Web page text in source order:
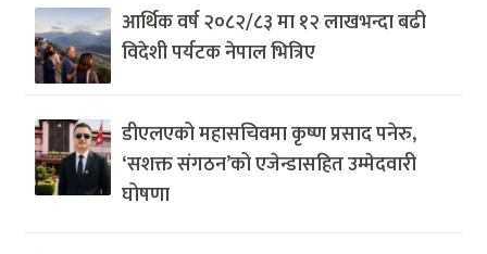
आर्थिक वर्ष २०८२/८३ मा १२ लाखभन्दा बढी
विदेशी पर्यटक नेपाल भित्रिए
डीएलएको महासचिवमा कृष्ण प्रसाद पनेरु,
‘सशक्त संगठन’को एजेन्डासहित उम्मेदवारी
घोषणा